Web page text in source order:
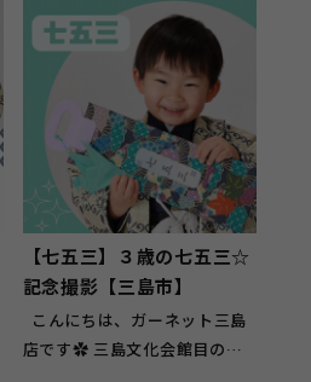
三島駅から徒歩７分程！ 三嶋
大社からも...
【七五三】３歳の七五三☆
記念撮影【三島市】
こんにちは、ガーネット三島
店です✿ 三島文化会館目の前